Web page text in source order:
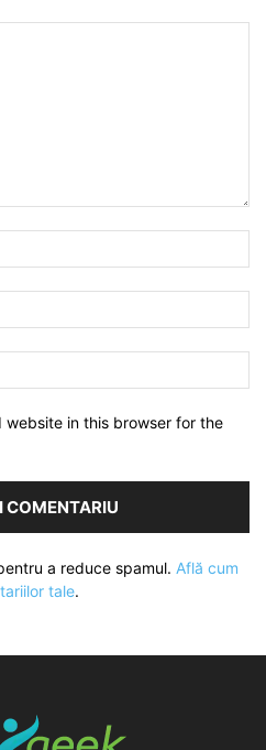
website in this browser for the
a reduce spamul. Află cum
tale.